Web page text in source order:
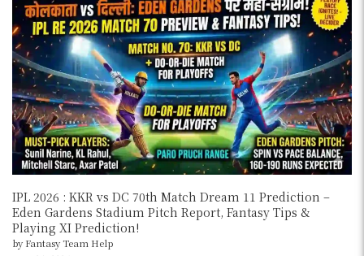
IPL 2026 : KKR vs DC 70th Match Dream 11 Prediction –
Eden Gardens Stadium Pitch Report, Fantasy Tips &
Playing XI Prediction!
by Fantasy Team Help